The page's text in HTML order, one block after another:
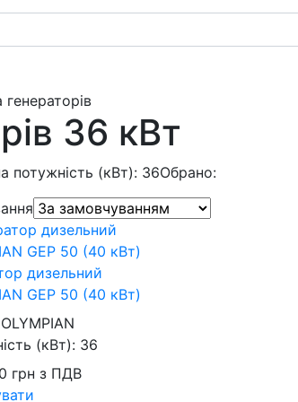
36 кВт
потужність (кВт): 36Обрано:
дизельний
GEP 50 (40 кВт)
OLYMPIAN
(кВт): 36
грн з ПДВ